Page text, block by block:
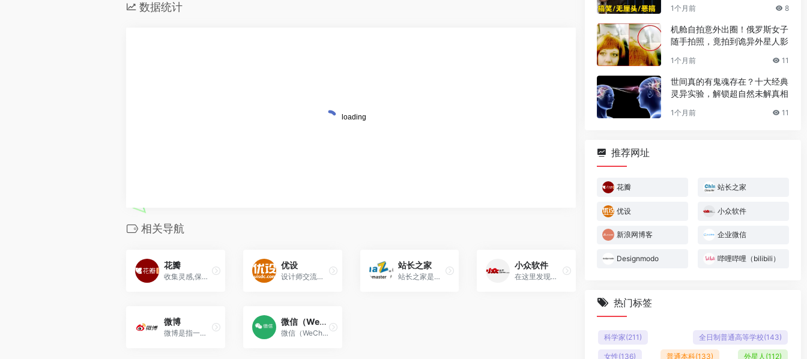
数据统计
相关导航
花瓣
收集灵感,保存有用的素材！
优设
设计师交流学习平台
站长之家
站长之家是一家专门针对中文站点提供资讯、技术、资源、服务的网站。
小众软件
在这里发现更多有趣的应用！
微博
微博是指一种基于用户关系信息分享、传播以及获取的通过关注机制分享简短实时信息的广播式的社交媒体、网络平台。
微信（WeChat）
微信（WeChat）是腾讯公司于2011年1月21日推出的一个为智能终端提供即时通讯服务的免费应用程序！
1个月前 8
机舱自拍意外出圈！俄罗斯女子
随手拍照，竟拍到诡异外星人影
1个月前 11
世间真的有鬼魂存在？十大经典
灵异实验，解锁超自然未解真相
1个月前 11
推荐网址
花瓣 站长之家
优设 小众软件
新浪网博客 企业微信
Designmodo 哔哩哔哩（bilibili）
热门标签
科学家(211) 全日制普通高等学校(143)
女性(136) 普通本科(133) 外星人 (112)